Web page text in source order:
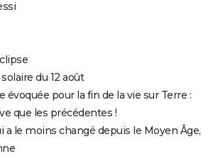
du 12 août
évoquée pour la fin de la vie sur Terre :
que les précédentes !
a le moins changé depuis le Moyen Âge,